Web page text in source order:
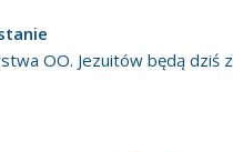
OO. Jezuitów będą dziś